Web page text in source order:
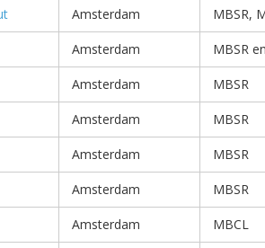
Amsterdam MBSR,
Amsterdam MBSR
Amsterdam MBSR
Amsterdam MBSR
Amsterdam MBSR
Amsterdam MBSR
Amsterdam MBCL